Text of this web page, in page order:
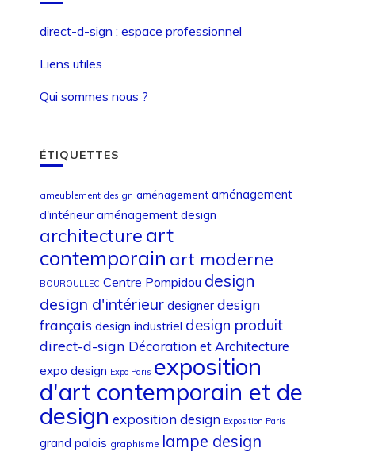
direct-d-sign : espace professionnel
Liens utiles
Qui sommes nous ?
ÉTIQUETTES
ameublement design aménagement aménagement
d'intérieur aménagement design
architecture art
contemporain art moderne
BOUROULLEC Centre Pompidou design
design d'intérieur designer design
français design industriel design produit
direct-d-sign Décoration et Architecture
expo design Expo Paris exposition
d'art contemporain et de
design exposition design Exposition Paris
grand palais graphisme lampe design